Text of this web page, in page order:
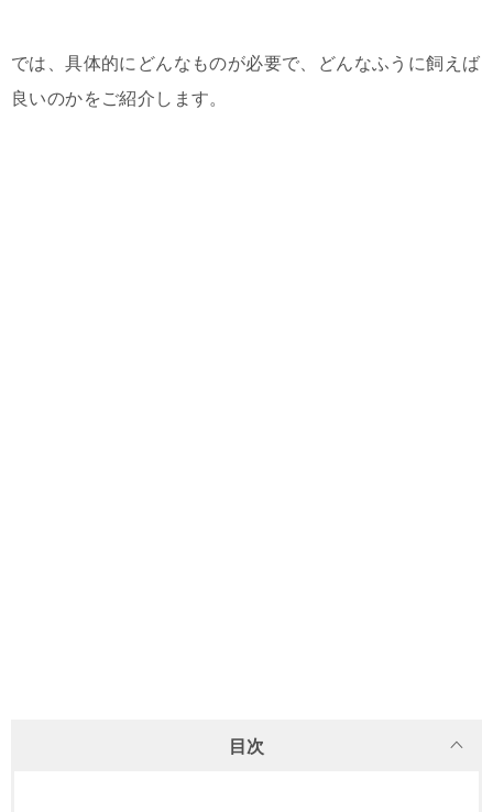
では、具体的にどんなものが必要で、どんなふうに飼えば
良いのかをご紹介します。
目次